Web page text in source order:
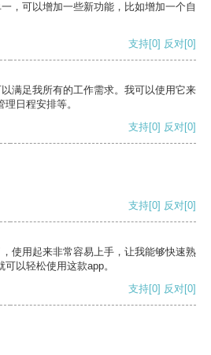
，可以增加一些新功能，比如增加一个自
支持[0] 反对[0]
满足我所有的工作需求。我可以使用它来
日程安排等。
支持[0] 反对[0]
支持[0] 反对[0]
使用起来非常容易上手，让我能够快速熟
以轻松使用这款app。
支持[0] 反对[0]